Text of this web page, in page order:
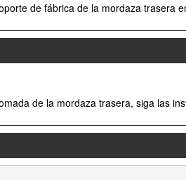
de fábrica de la mordaza trasera
de la mordaza trasera, siga las